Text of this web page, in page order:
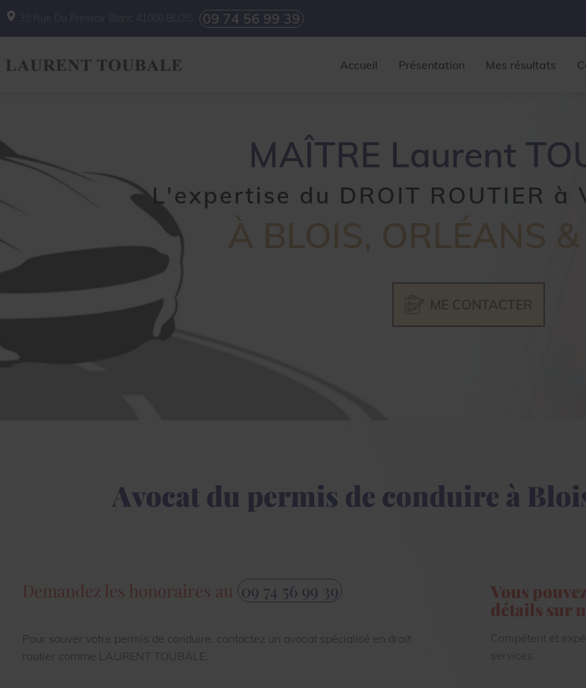
09 74 56 99 39
MAÎTRE Laurent
L'expertise du DROIT ROUTIER à
ME CONTACTER
Accueil Présentation Mes résultats
Avocat du permis de conduire à
Demandez les honoraires au 09 74 56 99 39
Pour sauver votre permis de conduire, contactez un avocat spécialisé en droit
routier comme LAURENT TOUBALE.
Vous
détails sur
Compétent et
services.